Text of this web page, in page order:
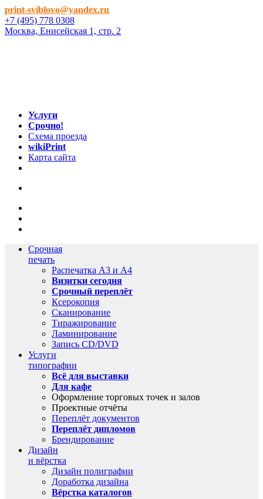
print-sviblovo@yandex.ru
+7 (495) 778 0308
Москва, Енисейская 1, стр. 2
Услуги
Срочно!
Схема проезда
wikiPrint
Карта сайта
Срочная
печать
Распечатка А3 и А4
Визитки сегодня
Срочный переплёт
Ксерокопия
Сканирование
Тиражирование
Ламинирование
Запись CD/DVD
Услуги
типографии
Всё для выставки
Для кафе
Оформление торговых точек и залов
Проектные отчёты
Переплёт документов
Переплёт дипломов
Брендирование
Дизайн
и вёрстка
Дизайн полиграфии
Доработка дизайна
Вёрстка каталогов